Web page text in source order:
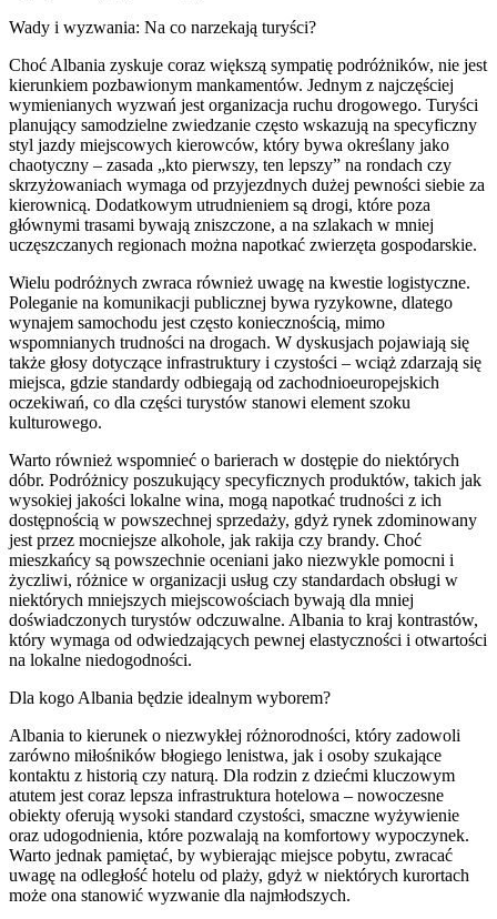
Wady i wyzwania: Na co narzekają turyści?
Choć Albania zyskuje coraz większą sympatię podróżników, nie jest
kierunkiem pozbawionym mankamentów. Jednym z najczęściej
wymienianych wyzwań jest organizacja ruchu drogowego. Turyści
planujący samodzielne zwiedzanie często wskazują na specyficzny
styl jazdy miejscowych kierowców, który bywa określany jako
chaotyczny – zasada „kto pierwszy, ten lepszy” na rondach czy
skrzyżowaniach wymaga od przyjezdnych dużej pewności siebie za
kierownicą. Dodatkowym utrudnieniem są drogi, które poza
głównymi trasami bywają zniszczone, a na szlakach w mniej
uczęszczanych regionach można napotkać zwierzęta gospodarskie.
Wielu podróżnych zwraca również uwagę na kwestie logistyczne.
Poleganie na komunikacji publicznej bywa ryzykowne, dlatego
wynajem samochodu jest często koniecznością, mimo
wspomnianych trudności na drogach. W dyskusjach pojawiają się
także głosy dotyczące infrastruktury i czystości – wciąż zdarzają się
miejsca, gdzie standardy odbiegają od zachodnioeuropejskich
oczekiwań, co dla części turystów stanowi element szoku
kulturowego.
Warto również wspomnieć o barierach w dostępie do niektórych
dóbr. Podróżnicy poszukujący specyficznych produktów, takich jak
wysokiej jakości lokalne wina, mogą napotkać trudności z ich
dostępnością w powszechnej sprzedaży, gdyż rynek zdominowany
jest przez mocniejsze alkohole, jak rakija czy brandy. Choć
mieszkańcy są powszechnie oceniani jako niezwykle pomocni i
życzliwi, różnice w organizacji usług czy standardach obsługi w
niektórych mniejszych miejscowościach bywają dla mniej
doświadczonych turystów odczuwalne. Albania to kraj kontrastów,
który wymaga od odwiedzających pewnej elastyczności i otwartości
na lokalne niedogodności.
Dla kogo Albania będzie idealnym wyborem?
Albania to kierunek o niezwykłej różnorodności, który zadowoli
zarówno miłośników błogiego lenistwa, jak i osoby szukające
kontaktu z historią czy naturą. Dla rodzin z dziećmi kluczowym
atutem jest coraz lepsza infrastruktura hotelowa – nowoczesne
obiekty oferują wysoki standard czystości, smaczne wyżywienie
oraz udogodnienia, które pozwalają na komfortowy wypoczynek.
Warto jednak pamiętać, by wybierając miejsce pobytu, zwracać
uwagę na odległość hotelu od plaży, gdyż w niektórych kurortach
może ona stanowić wyzwanie dla najmłodszych.